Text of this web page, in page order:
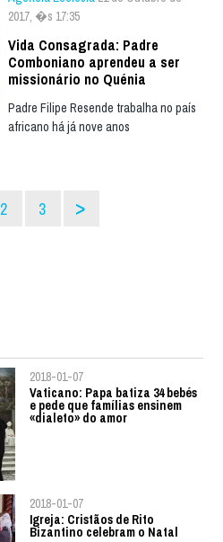
2017, �s 17:35
Vida Consagrada: Padre
Comboniano aprendeu a ser
missionário no Quénia
Padre Filipe Resende trabalha no país
africano há já nove anos
2 3 >
2018-01-07
Vaticano: Papa batiza 34 bebés
e pede que famílias ensinem
«dialeto» do amor
2018-01-07
Igreja: Cristãos de Rito
Bizantino celebram o Natal